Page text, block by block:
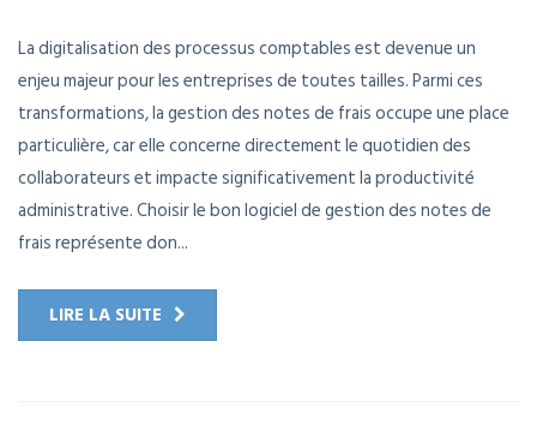
La digitalisation des processus comptables est devenue un
enjeu majeur pour les entreprises de toutes tailles. Parmi ces
transformations, la gestion des notes de frais occupe une place
particulière, car elle concerne directement le quotidien des
collaborateurs et impacte significativement la productivité
administrative. Choisir le bon logiciel de gestion des notes de
frais représente don...
LIRE LA SUITE